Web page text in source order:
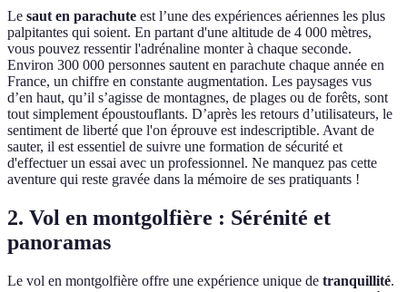
Le saut en parachute est l’une des expériences aériennes les plus
palpitantes qui soient. En partant d'une altitude de 4 000 mètres,
vous pouvez ressentir l'adrénaline monter à chaque seconde.
Environ 300 000 personnes sautent en parachute chaque année en
France, un chiffre en constante augmentation. Les paysages vus
d’en haut, qu’il s’agisse de montagnes, de plages ou de forêts, sont
tout simplement époustouflants. D’après les retours d’utilisateurs, le
sentiment de liberté que l'on éprouve est indescriptible. Avant de
sauter, il est essentiel de suivre une formation de sécurité et
d'effectuer un essai avec un professionnel. Ne manquez pas cette
aventure qui reste gravée dans la mémoire de ses pratiquants !
2. Vol en montgolfière : Sérénité et
panoramas
Le vol en montgolfière offre une expérience unique de tranquillité.